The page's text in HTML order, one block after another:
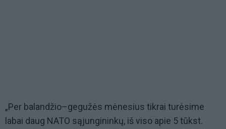
„Per balandžio–gegužės mėnesius tikrai turėsime
labai daug NATO sąjungininkų, iš viso apie 5 tūkst.